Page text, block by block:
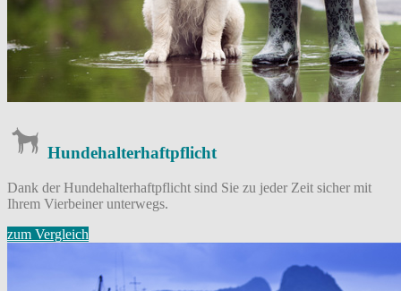
Hundehalterhaftpflicht
Dank der Hundehalterhaftpflicht sind Sie zu jeder Zeit sicher mit
Ihrem Vierbeiner unterwegs.
zum Vergleich